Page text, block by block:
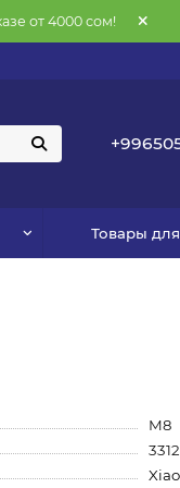
от 4000 сом!
Товары
M8